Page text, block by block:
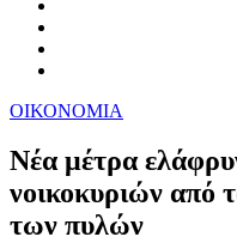
ΟΙΚΟΝΟΜΙΑ
Νέα μέτρα
νοικοκυριών από
των πυλών